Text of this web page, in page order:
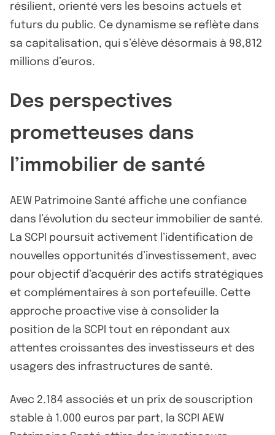
résilient, orienté vers les besoins actuels et
futurs du public. Ce dynamisme se reflète dans
sa capitalisation, qui s’élève désormais à 98,812
millions d’euros.
Des perspectives
prometteuses dans
l’immobilier de santé
AEW Patrimoine Santé affiche une confiance
dans l’évolution du secteur immobilier de santé.
La SCPI poursuit activement l’identification de
nouvelles opportunités d’investissement, avec
pour objectif d’acquérir des actifs stratégiques
et complémentaires à son portefeuille. Cette
approche proactive vise à consolider la
position de la SCPI tout en répondant aux
attentes croissantes des investisseurs et des
usagers des infrastructures de santé.
Avec 2.184 associés et un prix de souscription
stable à 1.000 euros par part, la SCPI AEW